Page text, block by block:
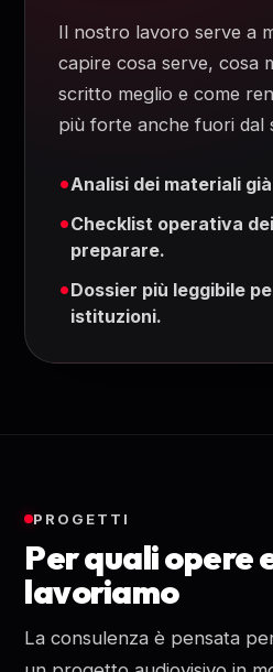
Il nostro lavoro serve a
capire cosa serve, cosa
scritto meglio e come
più forte anche fuori dal
Analisi dei materiali
Checklist operativa
preparare.
Dossier più leggibile
istituzioni.
PROGETTI
Per quali opere
lavoriamo
La consulenza è pensata